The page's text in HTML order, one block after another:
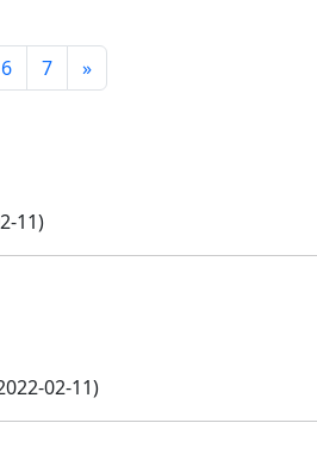
6 7 »
11)
02-11)